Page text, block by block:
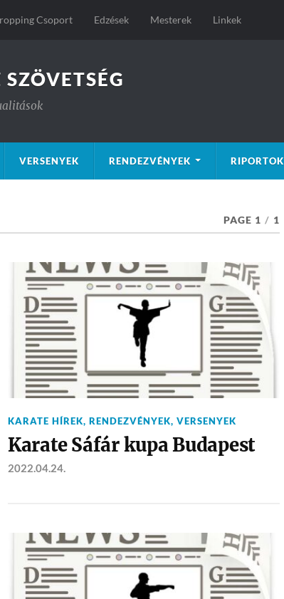
Csoport Edzések Mesterek Linkek
VERSENYEK RENDEZVÉNYEK RIPORTOK
PAGE 1 / 1
KARATE HÍREK, RENDEZVÉNYEK, VERSENYEK
Karate Sáfár kupa Budapest
2022.04.24.